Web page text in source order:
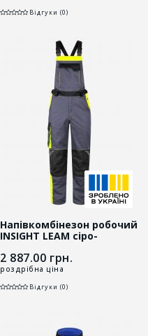
Відгуки (0)
Напівкомбінезон робочий
INSIGHT LEAM сіро-
2 887.00 грн.
роздрібна ціна
Відгуки (0)